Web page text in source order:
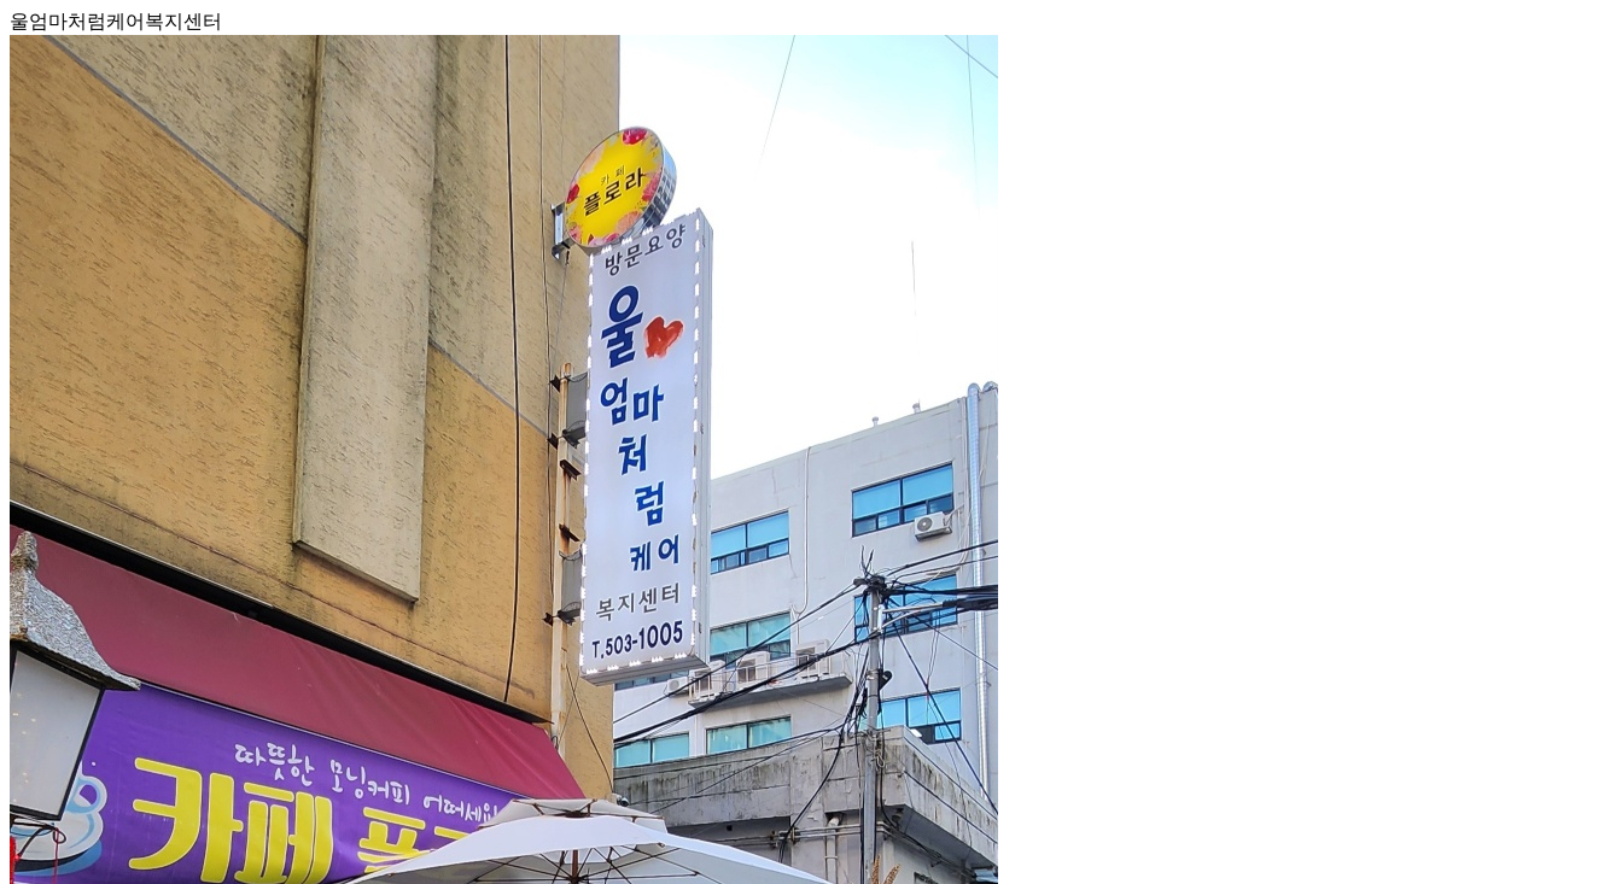
울엄마처럼케어복지센터